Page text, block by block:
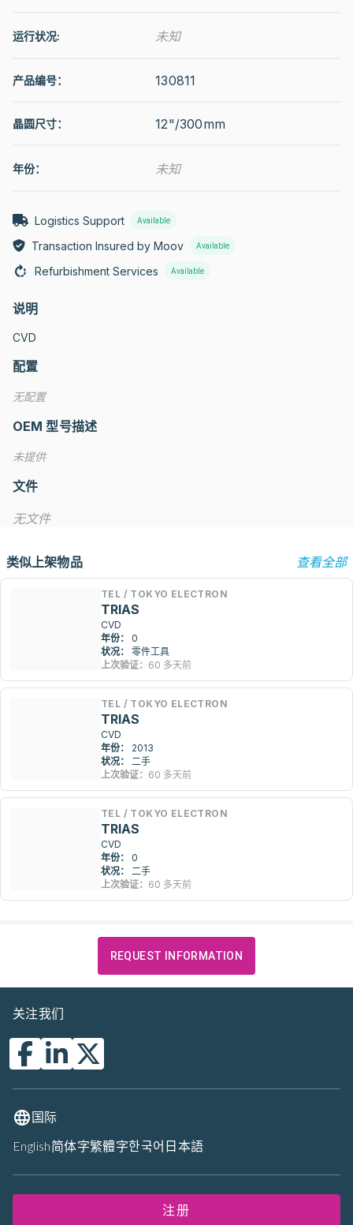
运行状况: 未知
产品编号： 130811
晶圆尺寸： 12"/300mm
年份： 未知
Logistics Support Available
Transaction Insured by Moov Available
Refurbishment Services Available
说明
CVD
配置
无配置
OEM 型号描述
未提供
文件
无文件
类似上架物品 查看全部
TEL / TOKYO ELECTRON
TRIAS
CVD
年份：
0
状况：
零件工具
上次验证： 60 多天前
TEL / TOKYO ELECTRON
TRIAS
CVD
年份：
2013
状况：
二手
上次验证： 60 多天前
TEL / TOKYO ELECTRON
TRIAS
CVD
年份：
0
状况：
二手
上次验证： 60 多天前
REQUEST INFORMATION
关注我们
国际
English简体字繁體字한국어 日本語
注册